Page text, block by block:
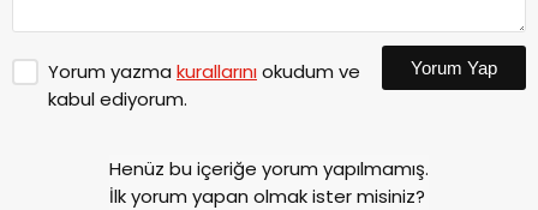
Yorum yazma kurallarınıokudum ve
kabul ediyorum.
Yorum Yap
Henüz bu içeriğe yorum yapılmamış.
İlk yorum yapan olmak ister misiniz?